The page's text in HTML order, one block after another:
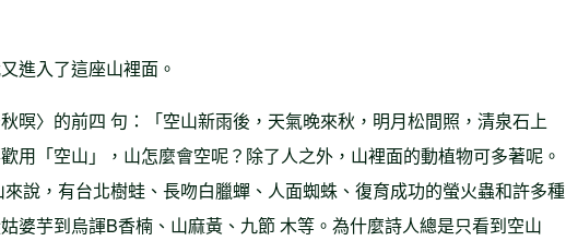
進入了這座山裡面。
暝〉的前四 句：「空山新雨後，天氣晚來秋，明月松間照，清泉石上
用「空山」，山怎麼會空呢？除了人之外，山裡面的動植物可多著呢。
說，有台北樹蛙、長吻白臘蟬、人面蜘蛛、復育成功的螢火蟲和許多種
婆芋到烏諢B香楠、山麻黃、九節 木等。為什麼詩人總是只看到空山